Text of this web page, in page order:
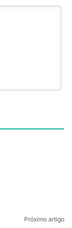
Próximo artigo